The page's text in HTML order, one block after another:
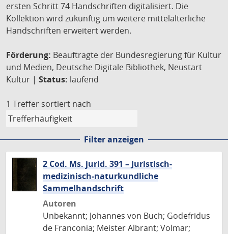
ersten Schritt 74 Handschriften digitalisiert. Die
Kollektion wird zukünftig um weitere mittelalterliche
Handschriften erweitert werden.
Förderung: Beauftragte der Bundesregierung für Kultur
und Medien, Deutsche Digitale Bibliothek, Neustart
Kultur | Status: laufend
1 Treffer sortiert nach
Filter anzeigen
2 Cod. Ms. jurid. 391 – Juristisch-
medizinisch-naturkundliche
Sammelhandschrift
Autoren
Unbekannt; Johannes von Buch; Godefridus
de Franconia; Meister Albrant; Volmar;